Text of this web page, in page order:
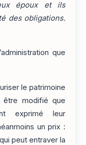
époux et ils
des obligations.
que
le patrimoine
modifié que
exprimé leur
un prix :
peut entraver la